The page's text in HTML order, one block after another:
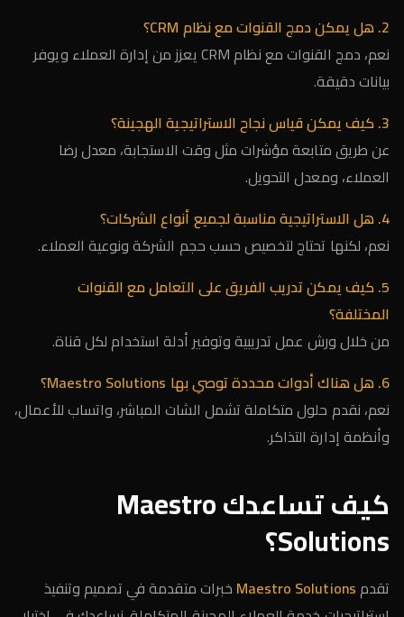
2. هل يمكن دمج القنوات مع نظام CRM؟
نعم، دمج القنوات مع نظام CRM يعزز من إدارة العملاء ويوفر
بيانات دقيقة.
3. كيف يمكن قياس نجاح الاستراتيجية الهجينة؟
عن طريق متابعة مؤشرات مثل وقت الاستجابة، معدل رضا
العملاء، ومعدل التحويل.
4. هل الاستراتيجية مناسبة لجميع أنواع الشركات؟
نعم، لكنها تحتاج لتخصيص حسب حجم الشركة ونوعية العملاء.
5. كيف يمكن تدريب الفريق على التعامل مع القنوات
المختلفة؟
من خلال ورش عمل تدريبية وتوفير أدلة استخدام لكل قناة.
6. هل هناك أدوات محددة توصي بها Maestro Solutions؟
نعم، نقدم حلول متكاملة تشمل الشات المباشر، واتساب للأعمال،
وأنظمة إدارة التذاكر.
كيف تساعدك Maestro
Solutions؟
تقدمMaestro Solutions خبرات متقدمة في تصميم وتنفيذ